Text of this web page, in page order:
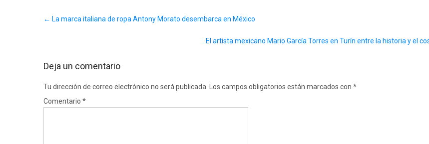
navigation
← La marca italiana de ropa Antony Morato desembarca en México
El artista mexicano Mario García Torres en Turín entre la historia y el
Deja un comentario
Tu dirección de correo electrónico no será publicada. Los campos obligatorios están marcados con *
Comentario *